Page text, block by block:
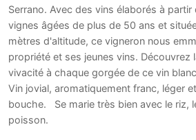
Serrano. Avec des vins élaborés à
vignes âgées de plus de 50 ans et
mètres d'altitude, ce vigneron nous
propriété et ses jeunes vins. Découvrez
vivacité à chaque gorgée de ce vin
Vin jovial, aromatiquement franc, léger
bouche. Se marie très bien avec le riz,
poisson.